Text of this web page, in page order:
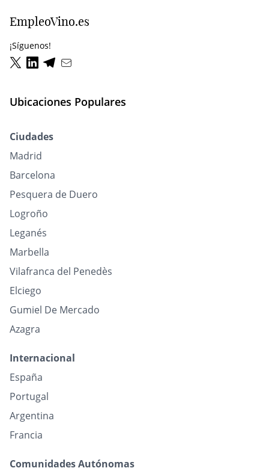
EmpleoVino.es
¡Síguenos!
Ubicaciones Populares
Ciudades
Madrid
Barcelona
Pesquera de Duero
Logroño
Leganés
Marbella
Vilafranca del Penedès
Elciego
Gumiel De Mercado
Azagra
Internacional
España
Portugal
Argentina
Francia
Comunidades Autónomas